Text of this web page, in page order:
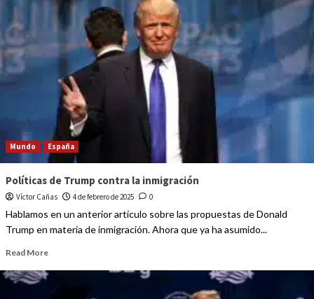
Mundo España
Políticas de Trump contra la inmigración
Víctor Cañas 4 de febrero de 2025 0
Hablamos en un anterior artículo sobre las propuestas de Donald
Trump en materia de inmigración. Ahora que ya ha asumido...
Read More